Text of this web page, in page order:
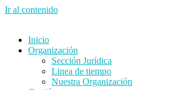
Ir al contenido
Inicio
Organización
Sección Jurídica
Linea de tiempo
Nuestra Organización